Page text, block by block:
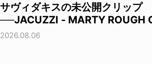
サヴィダキスの未公開クリップ
──JACUZZI - MARTY ROUGH
2026.08.06